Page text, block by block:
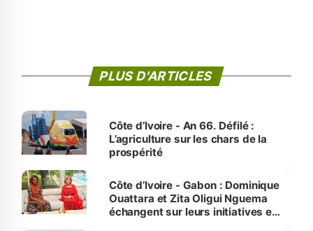
PLUS D'ARTICLES
Côte d’Ivoire - An 66. Défilé :
L’agriculture sur les chars de la
prospérité
Côte d’Ivoire - Gabon : Dominique
Ouattara et Zita Oligui Nguema
échangent sur leurs initiatives en